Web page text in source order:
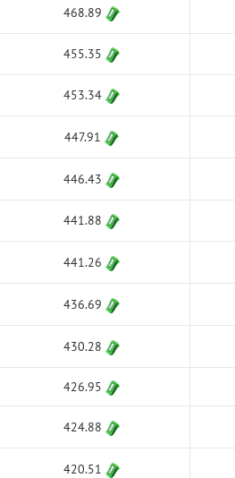
468.89
455.35
453.34
447.91
446.43
441.88
441.26
436.69
430.28
426.95
424.88
420.51